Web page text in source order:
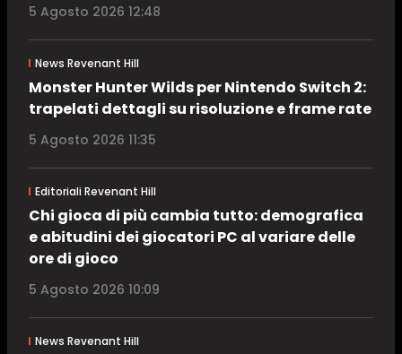
5 Agosto 2026 12:48
News Revenant Hill
Monster Hunter Wilds per Nintendo Switch 2:
trapelati dettagli su risoluzione e frame rate
5 Agosto 2026 11:35
Editoriali Revenant Hill
Chi gioca di più cambia tutto: demografica
e abitudini dei giocatori PC al variare delle
ore di gioco
5 Agosto 2026 10:09
News Revenant Hill